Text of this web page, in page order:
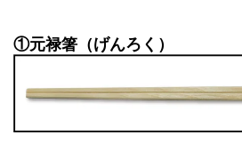
①元禄箸（げんろく）